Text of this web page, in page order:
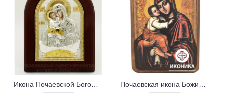
Образ Ангела, серебро 925° с позолотой Почаевская Божья Матерь